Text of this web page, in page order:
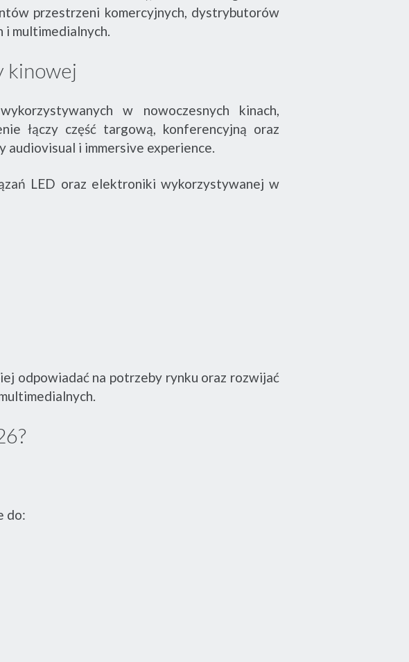
przestrzeni komercyjnych, dystrybutorów
multimedialnych.
kinowej
w nowoczesnych kinach,
łączy część targową, konferencyjną oraz
audiovisual i immersive experience.
LED oraz elektroniki wykorzystywanej w
odpowiadać na potrzeby rynku oraz rozwijać
do: